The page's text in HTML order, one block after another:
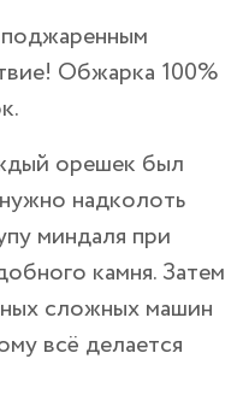
Обжарка 100%
орешек был
надколоть
миндаля при
камня. Затем
сложных машин
всё делается